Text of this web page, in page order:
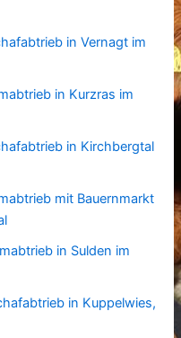
in Vernagt im
in Kurzras im
in Kirchbergtal
mit Bauernmarkt
in Sulden im
in Kuppelwies,